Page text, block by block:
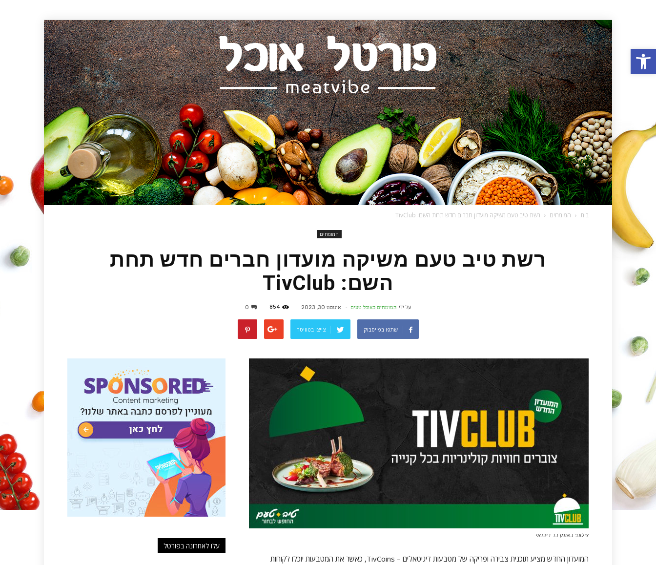
פתח סרגל נגישות
פורטל
בית המומחים רשת טיב טעם משיקה מועדון חברים חדש תחת השם: TivClub
המומחים
רשת טיב טעם משיקה מועדון חברים חדש תחת
השם: TivClub
על ידי המומחים באוכל טעים - אוגוסט 30, 2023 854
0
שתפו בפייסבוק צייצו בטוויטר
צילום: באומן בר ריבנאי
המועדון החדש מציע תוכנית צבירה ופריקה של מטבעות דיגיטאלים – TivCoins, כאשר את המטבעות יוכלו לקוחות
עלו לאחרונה בפורטל